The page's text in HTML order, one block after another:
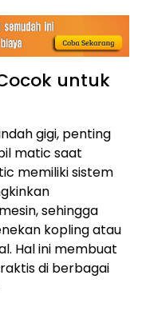
untuk
gigi, penting
matic saat
memiliki sistem
sehingga
kopling atau
Hal ini membuat
di berbagai